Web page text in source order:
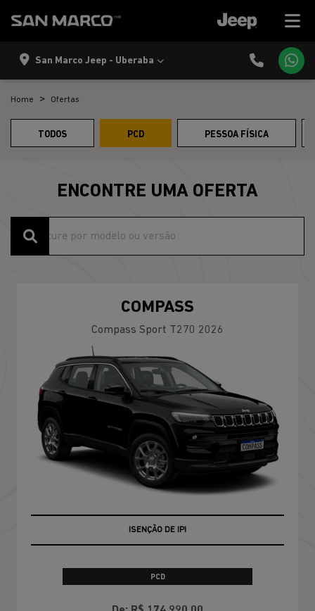
San Marco Jeep - Uberaba
Home Ofertas
TODOS PCD PESSOA FÍSICA
ENCONTRE UMA OFERTA
COMPASS
Compass Sport T270 2026
ISENÇÃO DE IPI
PCD